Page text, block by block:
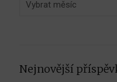
dle
Nejnovější